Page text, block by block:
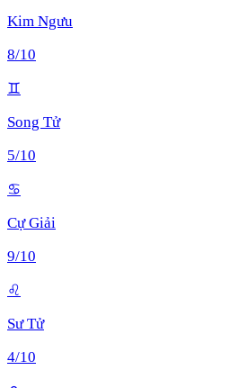
Kim Ngưu
8/10
♊
Song Tử
5/10
♋
Cự Giải
9/10
♌
Sư Tử
4/10